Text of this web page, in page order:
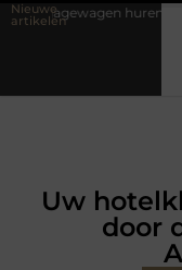
Nieuwe
artikelen
Kies de juiste
Uw
door